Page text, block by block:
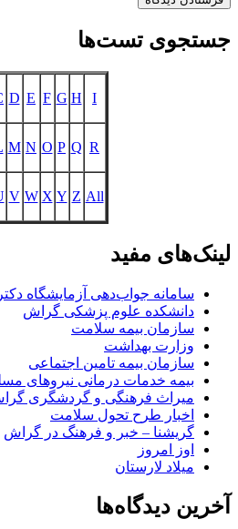
جستجوی تست‌ها
I
H
G
F
E
D
R
Q
P
O
N
M
All
Z
Y
X
W
V
لینک‌های مفید
سامانه جواب‌دهی آزمایشگاه
دانشکده علوم پزشکی گراش
سازمان بیمه سلامت
وزارت بهداشت
سازمان بیمه تامین اجتماعی
بیمه خدمات درمانی نیروهای
میراث فرهنگی و گردشگری
اخبار طرح تحول سلامت
گریشنا – خبر و فرهنگ در گراش
اوز امروز
میلاد لارستان
آخرین دیدگاه‌ها